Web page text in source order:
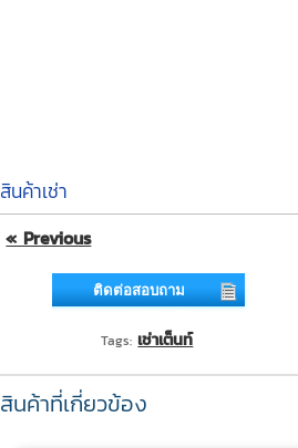
สินค้าเช่า
« Previous
Tags: เช่าเต็นท์
สินค้าที่เกี่ยวข้อง